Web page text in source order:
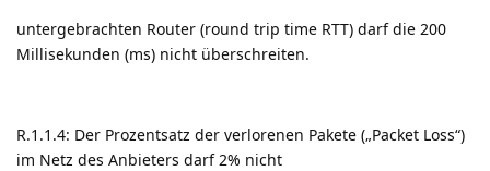
untergebrachten Router (round trip time RTT) darf die 200
Millisekunden (ms) nicht überschreiten.
R.1.1.4: Der Prozentsatz der verlorenen Pakete („Packet Loss“)
im Netz des Anbieters darf 2% nicht